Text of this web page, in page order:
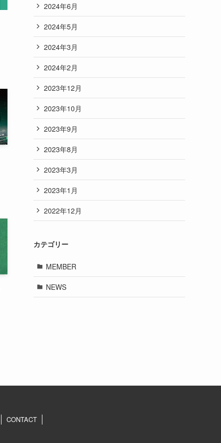
2024年6月
2024年5月
2024年3月
2024年2月
2023年12月
2023年10月
2023年9月
2023年8月
2023年3月
2023年1月
2022年12月
カテゴリー
MEMBER
NEWS
CONTACT